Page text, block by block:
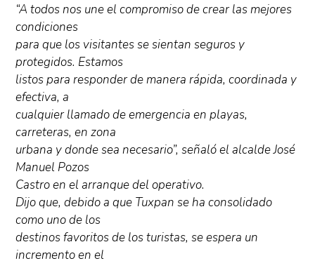
“A todos nos une el compromiso de crear las mejores
condiciones
para que los visitantes se sientan seguros y
protegidos. Estamos
listos para responder de manera rápida, coordinada y
efectiva, a
cualquier llamado de emergencia en playas,
carreteras, en zona
urbana y donde sea necesario”, señaló el alcalde José
Manuel Pozos
Castro en el arranque del operativo.
Dijo que, debido a que Tuxpan se ha consolidado
como uno de los
destinos favoritos de los turistas, se espera un
incremento en el